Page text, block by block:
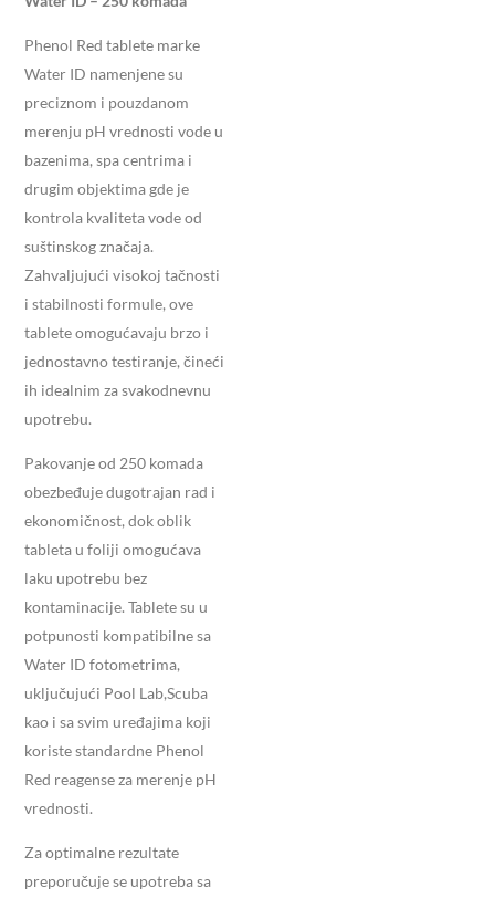
Phenol Red tablete marke
Water ID namenjene su
preciznom i pouzdanom
merenju pH vrednosti vode u
bazenima, spa centrima i
drugim objektima gde je
kontrola kvaliteta vode od
suštinskog značaja.
Zahvaljujući visokoj tačnosti
i stabilnosti formule, ove
tablete omogućavaju brzo i
jednostavno testiranje, čineći
ih idealnim za svakodnevnu
upotrebu.
Pakovanje od 250 komada
obezbeđuje dugotrajan rad i
ekonomičnost, dok oblik
tableta u foliji omogućava
laku upotrebu bez
kontaminacije. Tablete su u
potpunosti kompatibilne sa
Water ID fotometrima,
uključujući Pool Lab,Scuba
kao i sa svim uređajima koji
koriste standardne Phenol
Red reagense za merenje pH
vrednosti.
Za optimalne rezultate
preporučuje se upotreba sa